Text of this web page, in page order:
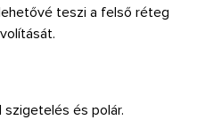
teszi a felső réteg
és polár.